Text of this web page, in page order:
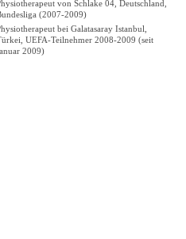
von Schlake 04, Deutschland,
(2007-2009)
bei Galatasaray Istanbul,
UEFA-Teilnehmer 2008-2009 (seit
2009)